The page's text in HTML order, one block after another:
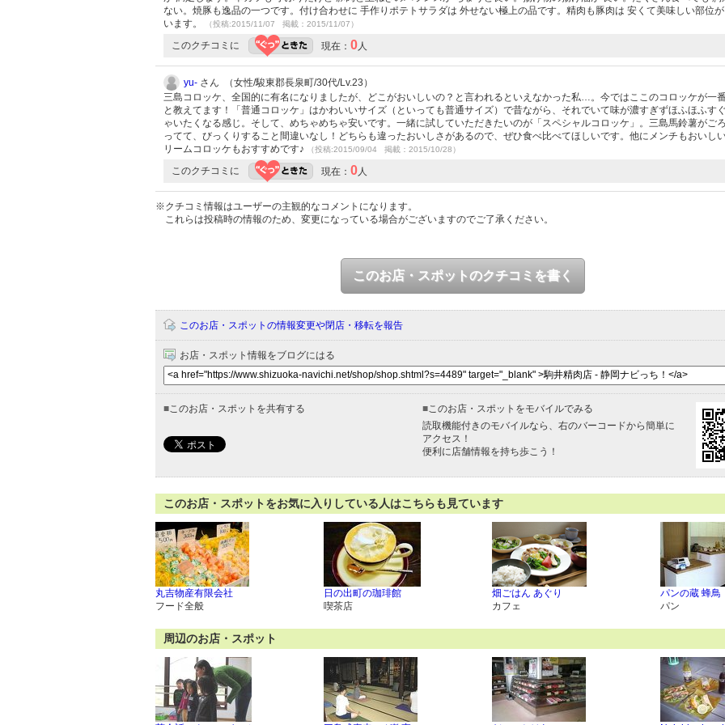
ない。焼豚も逸品の一つです。付け合わせに 手作りポテトサラダは 外せない極上の品です。精肉も豚肉は 安くて美味しい部位
います。
（投稿:2015/11/07 掲載：2015/11/07）
このクチコミに 現在： 0 人
yu- さん （女性/駿東郡長泉町/30代/Lv.23）
三島コロッケ、全国的に有名になりましたが、どこがおいしいの？と言われるといえなかった私…。今ではここのコロッケが一
と教えてます！「普通コロッケ」はかわいいサイズ（といっても普通サイズ）で昔ながら、それでいて味が濃すぎずほふほふす
ゃいたくなる感じ。そして、めちゃめちゃ安いです。一緒に試していただきたいのが「スペシャルコロッケ」。三島馬鈴薯がご
ってて、びっくりすること間違いなし！どちらも違ったおいしさがあるので、ぜひ食べ比べてほしいです。他にメンチもおいし
リームコロッケもおすすめです♪
（投稿:2015/09/04 掲載：2015/10/28）
このクチコミに 現在： 0 人
※クチコミ情報はユーザーの主観的なコメントになります。
これらは投稿時の情報のため、変更になっている場合がございますのでご了承ください。
このお店・スポットのクチコミを書く
このお店・スポットの情報変更や閉店・移転を報告
お店・スポット情報をブログにはる
■ このお店・スポットを共有する ■ このお店・スポットをモバイルでみる
読取機能付きのモバイルなら、右のバーコードから簡単に
アクセス！
便利に店舗情報を持ち歩こう！
このお店・スポットをお気に入りしている人はこちらも見ています
丸吉物産有限会社
フード全般
日の出町の珈琲館
喫茶店
畑ごはん あぐり
カフェ
パンの蔵 蜂鳥
パン
周辺のお店・スポット